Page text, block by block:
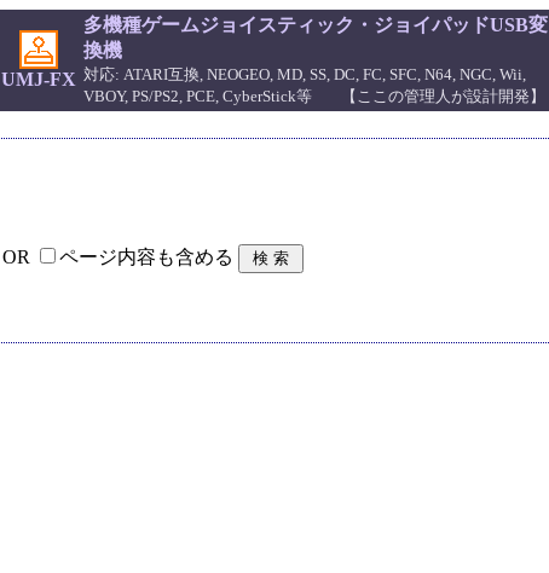
UMJ-FX
多機種ゲームジョイスティック・ジョイパッドUSB変
換機
対応: ATARI互換, NEOGEO, MD, SS, DC, FC, SFC, N64, NGC, Wii,
VBOY, PS/PS2, PCE, CyberStick等 【ここの管理人が設計開発】
OR ページ内容も含める